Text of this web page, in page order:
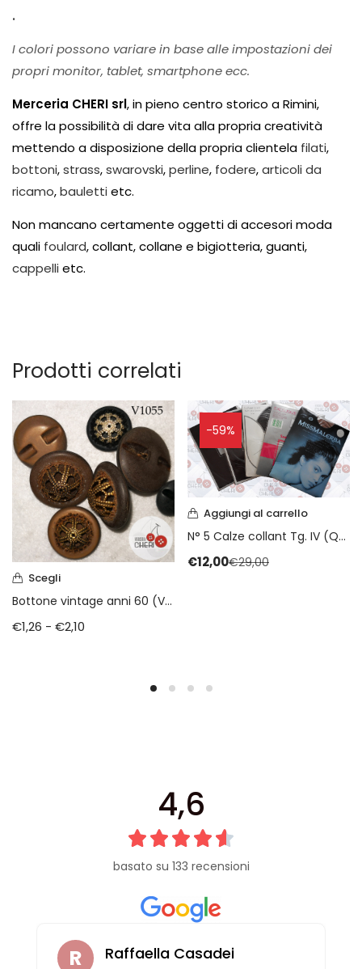
.
I colori possono variare in base alle impostazioni dei
propri monitor, tablet, smartphone ecc.
Merceria CHERI srl, in pieno centro storico a Rimini,
offre la possibilità di dare vita alla propria creatività
mettendo a disposizione della propria clientela filati,
bottoni,strass,swarovski,perline, fodere,articoli da
ricamo,bauletti etc.
Non mancano certamente oggetti di accesori moda
quali foulard, collant, collane e bigiotteria, guanti,
cappelli etc.
Prodotti correlati
Scegli
Bottone vintage anni 60 (V1055)
€1,26 - €2,10
-59%
Aggiungi al carrello
N° 5 Calze collant Tg. IV (Quarta) (Imec – Malerba – Immagine – San Pellegrino)
€12,00€29,00
4,6
basato su 133 recensioni
Raffaella Casadei